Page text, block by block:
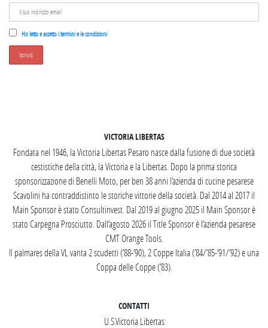
Ho letto e accetto i termini e le condizioni
VICTORIA LIBERTAS
Fondata nel 1946, la Victoria Libertas Pesaro nasce dalla fusione di due società
cestistiche della città, la Victoria e la Libertas. Dopo la prima storica
sponsorizzazione di Benelli Moto, per ben 38 anni l’azienda di cucine pesarese
Scavolini ha contraddistinto le storiche vittorie della società. Dal 2014 al 2017 il
Main Sponsor è stato Consultinvest. Dal 2019 al giugno 2025 il Main Sponsor è
stato Carpegna Prosciutto. Dall’agosto 2026 il Title Sponsor è l’azienda pesarese
CMT Orange Tools.
Il palmares della VL vanta 2 scudetti (’88-’90), 2 Coppe Italia (’84/’85-’91/’92) e una
Coppa delle Coppe (’83).
CONTATTI
U.S.Victoria Libertas